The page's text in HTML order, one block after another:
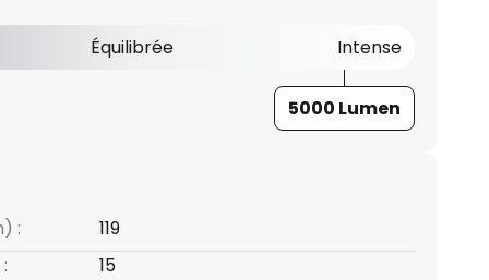
Équilibrée Intense
5000 Lumen
:
119
15